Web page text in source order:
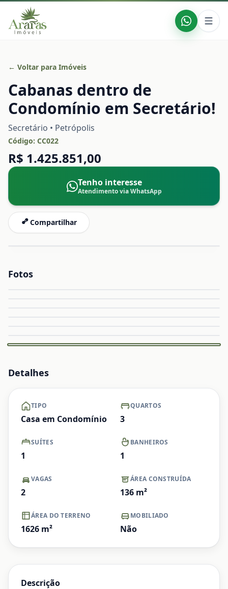
← Voltar para Imóveis
Cabanas dentro de
Condomínio em Secretário!
Secretário • Petrópolis
Código: CC022
R$ 1.425.851,00
Tenho interesse
Atendimento via WhatsApp
Compartilhar
Fotos
Ampliar
Detalhes
TIPO
Casa em Condomínio
QUARTOS
3
SUÍTES
1
BANHEIROS
1
VAGAS
2
ÁREA CONSTRUÍDA
136 m²
ÁREA DO TERRENO
1626 m²
MOBILIADO
Não
Descrição